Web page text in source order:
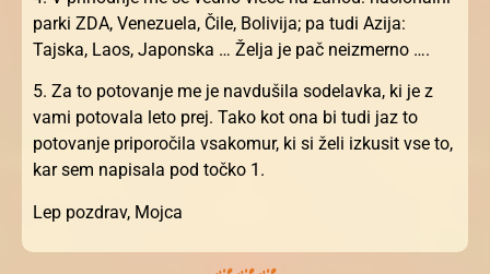
parki ZDA, Venezuela, Čile, Bolivija; pa tudi Azija:
Tajska, Laos, Japonska … Želja je pač neizmerno ….
5. Za to potovanje me je navdušila sodelavka, ki je z
vami potovala leto prej. Tako kot ona bi tudi jaz to
potovanje priporočila vsakomur, ki si želi izkusit vse to,
kar sem napisala pod točko 1.
Lep pozdrav, Mojca